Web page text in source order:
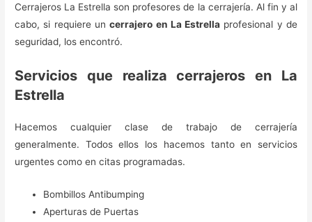
Cerrajeros La Estrella son profesores de la cerrajería. Al fin y al
cabo, si requiere uncerrajero en La Estrella profesional y de
seguridad, los encontró.
Servicios que realiza cerrajeros en La
Estrella
Hacemos cualquier clase de trabajo de cerrajería
generalmente. Todos ellos los hacemos tanto en servicios
urgentes como en citas programadas.
Bombillos Antibumping
Aperturas de Puertas